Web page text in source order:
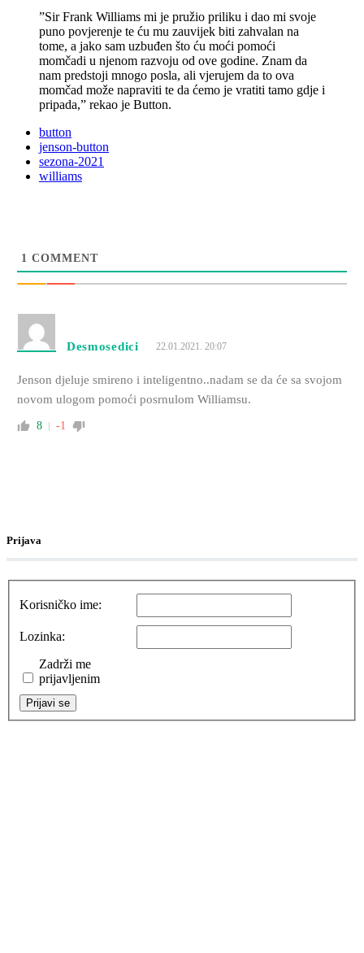
”Sir Frank Williams mi je pružio priliku i dao mi svoje
puno povjerenje te ću mu zauvijek biti zahvalan na
tome, a jako sam uzbuđen što ću moći pomoći
momčadi u njenom razvoju od ove godine. Znam da
nam predstoji mnogo posla, ali vjerujem da to ova
momčad može napraviti te da ćemo je vratiti tamo gdje i
pripada,” rekao je Button.
button
jenson-button
sezona-2021
williams
1 COMMENT
Desmosedici 22.01.2021. 20:07
Jenson djeluje smireno i inteligentno..nadam se da će sa svojom
novom ulogom pomoći posrnulom Williamsu.
8 -1
Prijava
Korisničko ime:
Lozinka:
Zadrži me
prijavljenim
Prijavi se